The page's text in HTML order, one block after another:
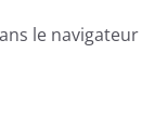
le